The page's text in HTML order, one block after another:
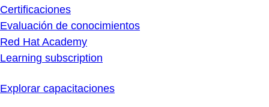
Certificaciones
Evaluación de conocimientos
Red Hat Academy
Learning subscription
Explorar capacitaciones